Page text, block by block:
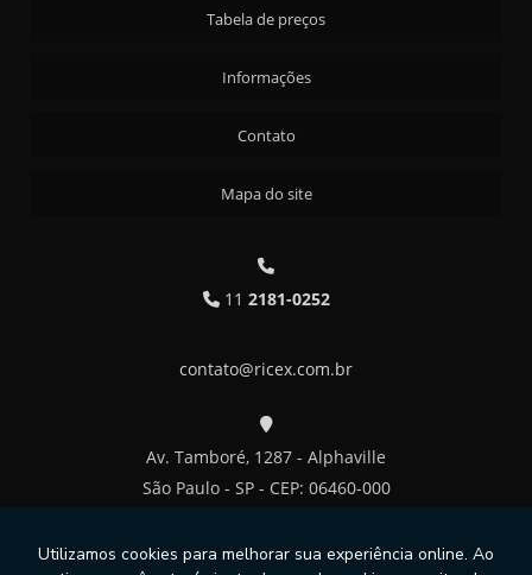
Tabela de preços
Informações
Contato
Mapa do site
11 2181-0252
contato@ricex.com.br
Av. Tamboré, 1287 - Alphaville
São Paulo - SP - CEP: 06460-000